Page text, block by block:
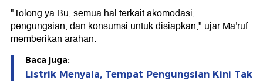
"Tolong ya Bu, semua hal terkait akomodasi,
pengungsian, dan konsumsi untuk disiapkan," ujar Ma'ruf
memberikan arahan.
Baca juga:
Listrik Menyala, Tempat Pengungsian Kini Tak